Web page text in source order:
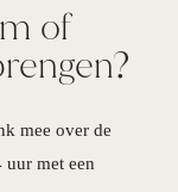
of
mee over de
met een